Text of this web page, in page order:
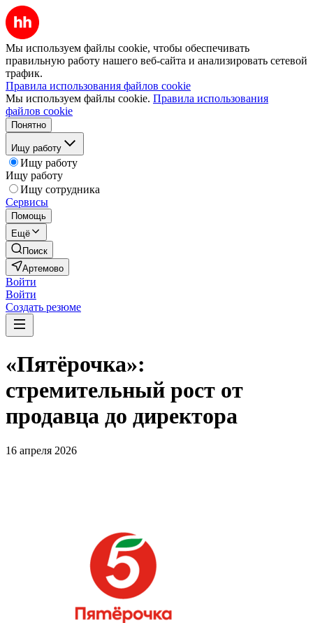
Мы используем файлы cookie, чтобы обеспечивать
правильную работу нашего веб-сайта и анализировать сетевой
трафик.
Правила использования файлов cookie
Мы используем файлы cookie. Правила использования
файлов cookie
Понятно
Ищу работу
Ищу работу
Ищу работу
Ищу сотрудника
Сервисы
Помощь
Ещё
Поиск
Артемово
Войти
Войти
Создать резюме
«Пятёрочка»:
стремительный рост от
продавца до директора
16 апреля 2026